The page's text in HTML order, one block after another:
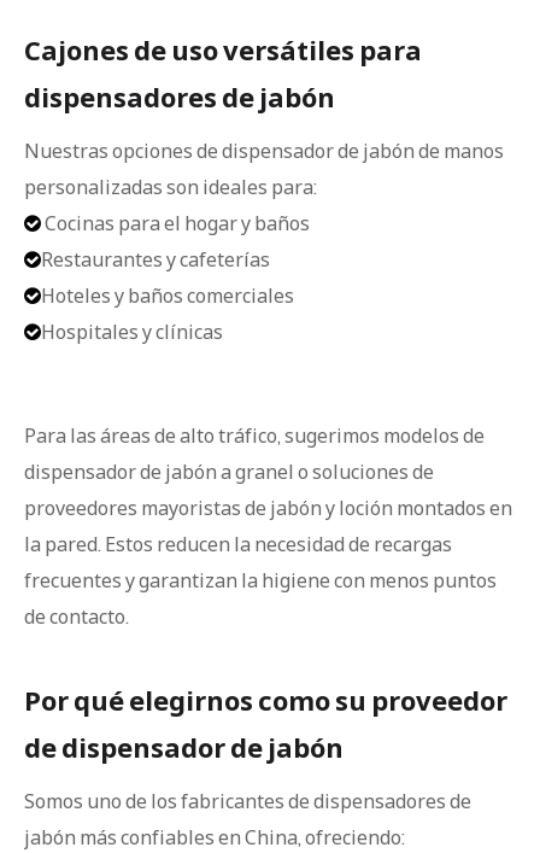
Cajones de uso versátiles para
dispensadores de jabón
Nuestras opciones de dispensador de jabón de manos
personalizadas son ideales para:
Cocinas para el hogar y baños
Restaurantes y cafeterías
Hoteles y baños comerciales
Hospitales y clínicas
Para las áreas de alto tráfico, sugerimos modelos de
dispensador de jabón a granel o soluciones de
proveedores mayoristas de jabón y loción montados en
la pared. Estos reducen la necesidad de recargas
frecuentes y garantizan la higiene con menos puntos
de contacto.
Por qué elegirnos como su proveedor
de dispensador de jabón
Somos uno de los fabricantes de dispensadores de
jabón más confiables en China, ofreciendo: